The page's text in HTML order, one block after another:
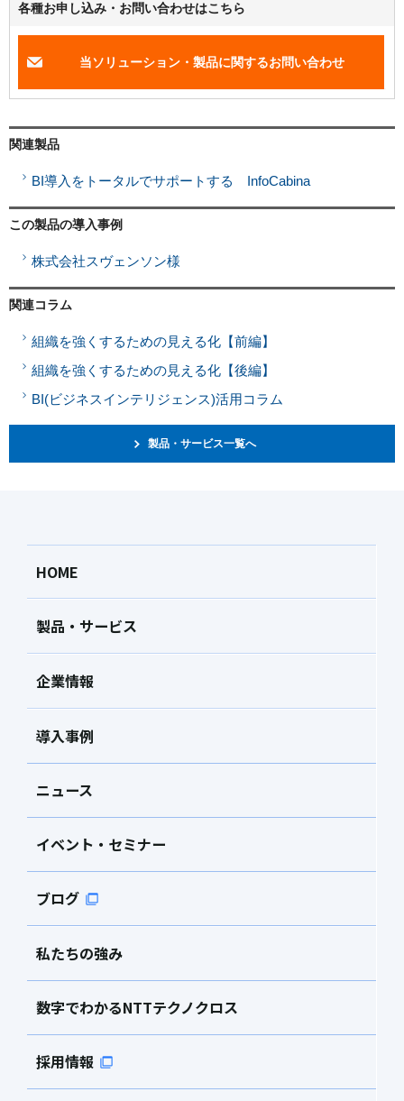
各種お申し込み・お問い合わせはこちら
当ソリューション・製品に関するお問い合わせ
関連製品
BI導入をトータルでサポートする InfoCabina
この製品の導入事例
株式会社スヴェンソン様
関連コラム
組織を強くするための見える化【前編】
組織を強くするための見える化【後編】
BI(ビジネスインテリジェンス)活用コラム
製品・サービス一覧へ
HOME
製品・サービス
企業情報
導入事例
ニュース
イベント・セミナー
ブログ
私たちの強み
数字でわかるNTTテクノクロス
採用情報